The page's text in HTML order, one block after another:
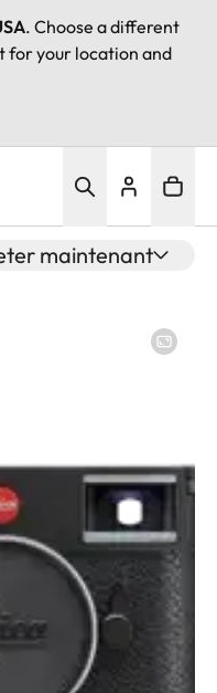
. Choose a different
for your location and
maintenant